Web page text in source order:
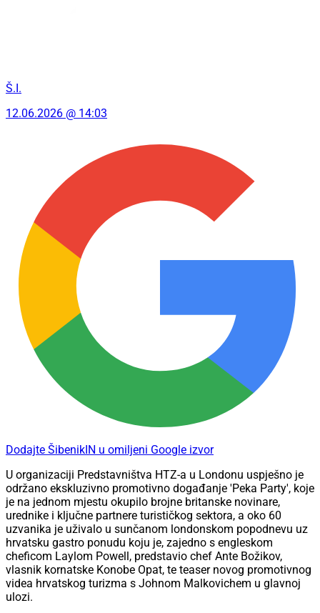
Š.I.
12.06.2026 @ 14:03
Dodajte ŠibenikIN u omiljeni Google izvor
U organizaciji Predstavništva HTZ-a u Londonu uspješno je
održano ekskluzivno promotivno događanje 'Peka Party', koje
je na jednom mjestu okupilo brojne britanske novinare,
urednike i ključne partnere turističkog sektora, a oko 60
uzvanika je uživalo u sunčanom londonskom popodnevu uz
hrvatsku gastro ponudu koju je, zajedno s engleskom
cheficom Laylom Powell, predstavio chef Ante Božikov,
vlasnik kornatske Konobe Opat, te teaser novog promotivnog
videa hrvatskog turizma s Johnom Malkovichem u glavnoj
ulozi.